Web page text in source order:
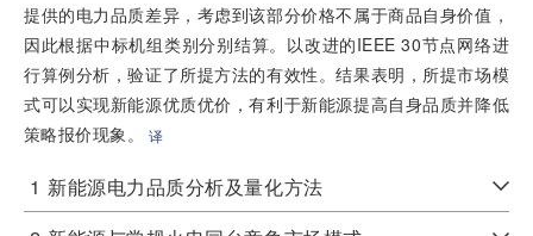
提供的电力品质差异，考虑到该部分价格不属于商品自身价值，
因此根据中标机组类别分别结算。以改进的IEEE 30节点网络进
行算例分析，验证了所提方法的有效性。结果表明，所提市场模
式可以实现新能源优质优价，有利于新能源提高自身品质并降低
策略报价现象。
译
1 新能源电力品质分析及量化方法